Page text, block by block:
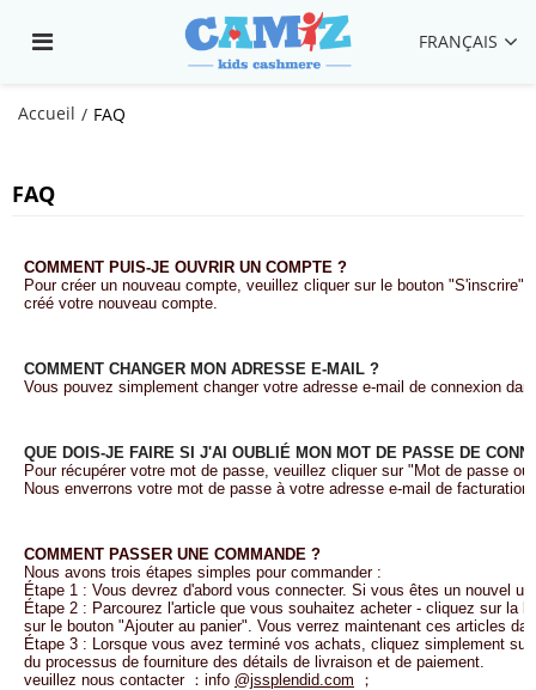
FRANÇAIS
Accueil / FAQ
FAQ
COMMENT PUIS-JE OUVRIR UN COMPTE ?
Pour créer un nouveau compte, veuillez cliquer sur le bouton
créé votre nouveau compte.
COMMENT CHANGER MON ADRESSE E-MAIL ?
Vous pouvez simplement changer votre adresse e-mail de connexion
QUE DOIS-JE FAIRE SI J'AI OUBLIÉ MON MOT DE PASSE DE
Pour récupérer votre mot de passe, veuillez cliquer sur "Mot de passe
Nous enverrons votre mot de passe à votre adresse e-mail de facturation.
COMMENT PASSER UNE COMMANDE ?
Nous avons trois étapes simples pour commander :
Étape 1 : Vous devrez d'abord vous connecter. Si vous êtes un nouvel
Étape 2 : Parcourez l'article que vous souhaitez acheter - cliquez sur la
sur le bouton "Ajouter au panier". Vous verrez maintenant ces articles
Étape 3 : Lorsque vous avez terminé vos achats, cliquez simplement
du processus de fourniture des détails de livraison et de paiement.
veuillez nous contacter ：info @jssplendid.com ；